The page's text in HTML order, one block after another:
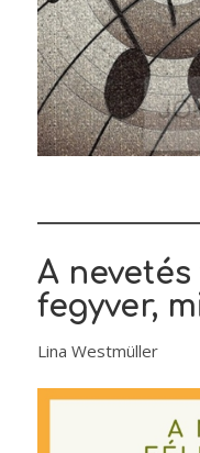
A
fegyver,
Lina Westmüller